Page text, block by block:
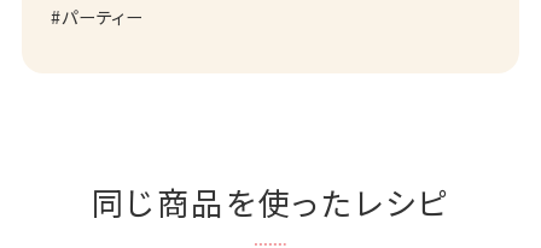
パーティー
同じ商品を使ったレシピ